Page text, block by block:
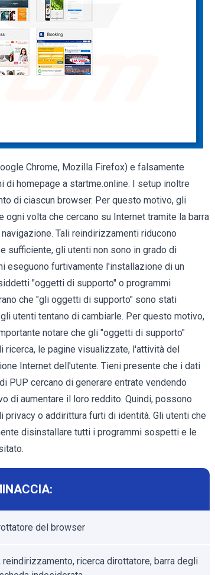
Chrome, Mozilla Firefox) e falsamente
di homepage a startme.online. I setup inoltre
di ciascun browser. Per questo motivo, gli
volta che cercano su Internet tramite la barra
Tali reindirizzamenti riducono
sufficiente, gli utenti non sono in grado di
eseguono furtivamente l'installazione di un
"oggetti di supporto" o programmi
che "gli oggetti di supporto" sono stati
utenti tentano di cambiarle. Per questo motivo,
notare che gli "oggetti di supporto"
ricerca, le pagine visualizzate, l'attività del
Internet dell'utente. Tieni presente che i dati
PUP cercano di generare entrate vendendo
di aumentare il loro reddito. Quindi, possono
o addirittura furti di identità. Gli utenti che
disinstallare tutti i programmi sospetti e le
del browser
reindirizzamento, ricerca dirottatore, barra degli